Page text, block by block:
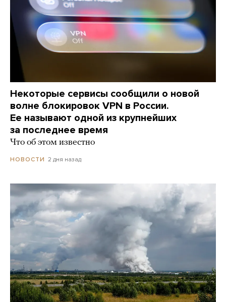
Некоторые сервисы сообщили о новой
волне блокировок VPN в России.
Ее называют одной из крупнейших
за последнее время
Что об этом известно
НОВОСТИ 2 дня назад